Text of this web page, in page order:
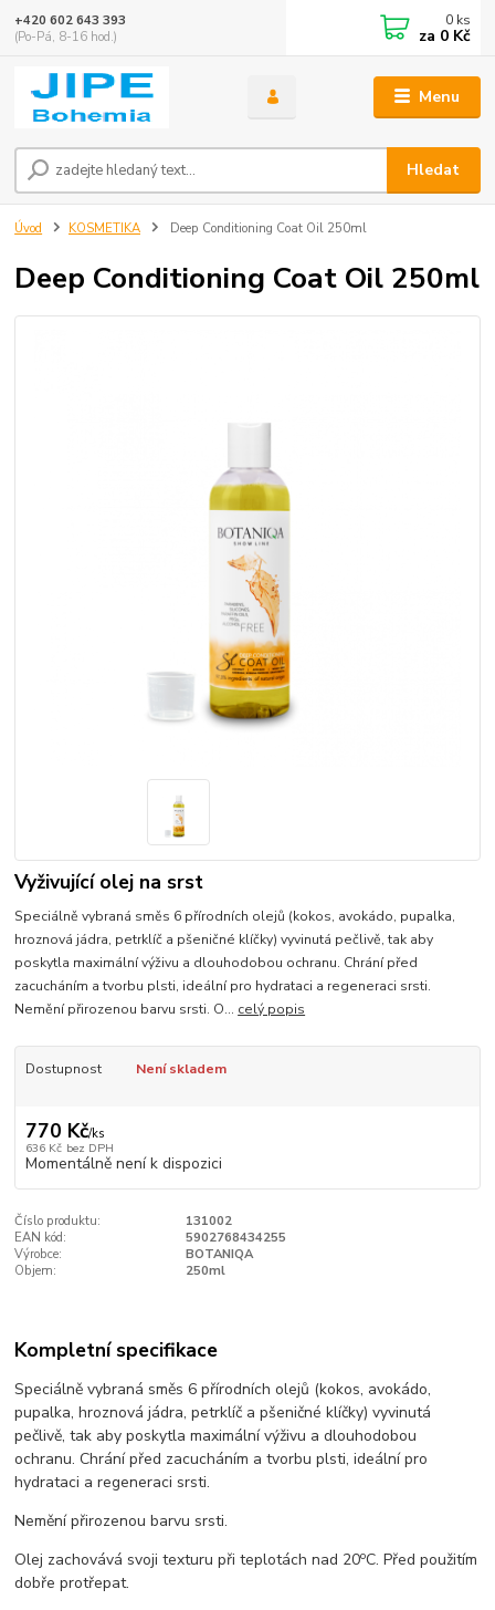
Menu
Hledat
+420 602 643 393
(Po-Pá, 8-16 hod.)
0 ks
za 0 Kč
Úvod KOSMETIKA Deep Conditioning Coat Oil 250ml
Deep Conditioning Coat Oil 250ml
Vyživující olej na srst
Speciálně vybraná směs 6 přírodních olejů (kokos, avokádo, pupalka,
hroznová jádra, petrklíč a pšeničné klíčky) vyvinutá pečlivě, tak aby
poskytla maximální výživu a dlouhodobou ochranu. Chrání před
zacucháním a tvorbu plsti, ideální pro hydrataci a regeneraci srsti.
Nemění přirozenou barvu srsti. O... celý popis
Dostupnost Není skladem
770 Kč/ks
636 Kč bez DPH
Momentálně není k dispozici
Číslo produktu:
131002
EAN kód:
5902768434255
Výrobce:
BOTANIQA
Objem:
250ml
Kompletní specifikace
Speciálně vybraná směs 6 přírodních olejů (kokos, avokádo,
pupalka, hroznová jádra, petrklíč a pšeničné klíčky) vyvinutá
pečlivě, tak aby poskytla maximální výživu a dlouhodobou
ochranu. Chrání před zacucháním a tvorbu plsti, ideální pro
hydrataci a regeneraci srsti.
Nemění přirozenou barvu srsti.
Olej zachovává svoji texturu při teplotách nad 20oC. Před použitím
dobře protřepat.